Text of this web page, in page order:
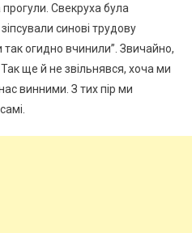
Свекруха була
синові трудову
так огидно вчинили”. Звичайно,
Так ще й не звільнявся, хоча ми
винними. З тих пір ми